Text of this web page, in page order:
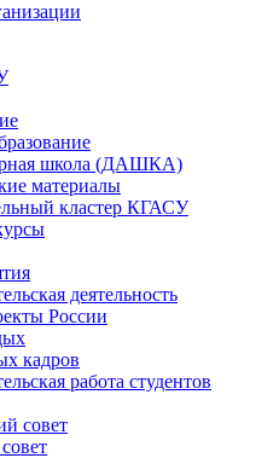
школа (ДАШКА)
материалы
кластер КГАСУ
деятельность
России
кадров
работа студентов
совет